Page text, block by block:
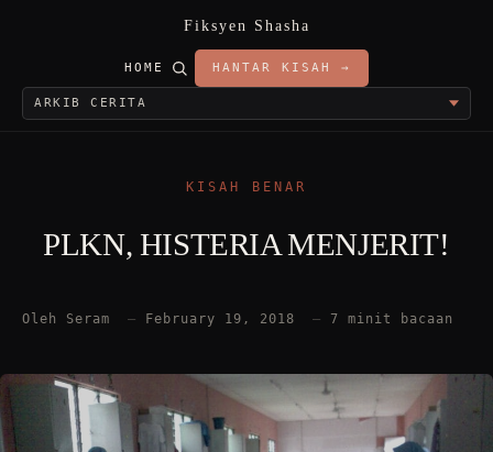
Fiksyen Shasha
HOME HANTAR KISAH →
KISAH BENAR
PLKN, HISTERIA MENJERIT!
Oleh Seram — February 19, 2018 — 7 minit bacaan